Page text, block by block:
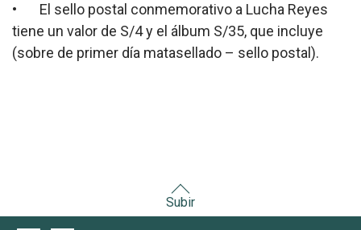
• El sello postal conmemorativo a Lucha Reyes
tiene un valor de S/4 y el álbum S/35, que incluye
(sobre de primer día matasellado – sello postal).
Subir